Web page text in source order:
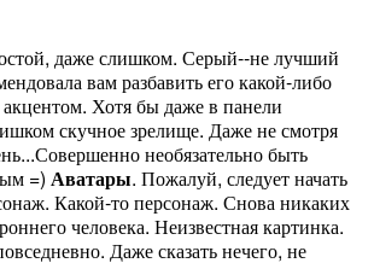
даже слишком. Серый--не лучший
вам разбавить его какой-либо
Хотя бы даже в панели
скучное зрелище. Даже не смотря
необязательно быть
=) Аватары. Пожалуй, следует начать
Какой-то персонаж. Снова никаких
человека. Неизвестная картинка.
Даже сказать нечего, не